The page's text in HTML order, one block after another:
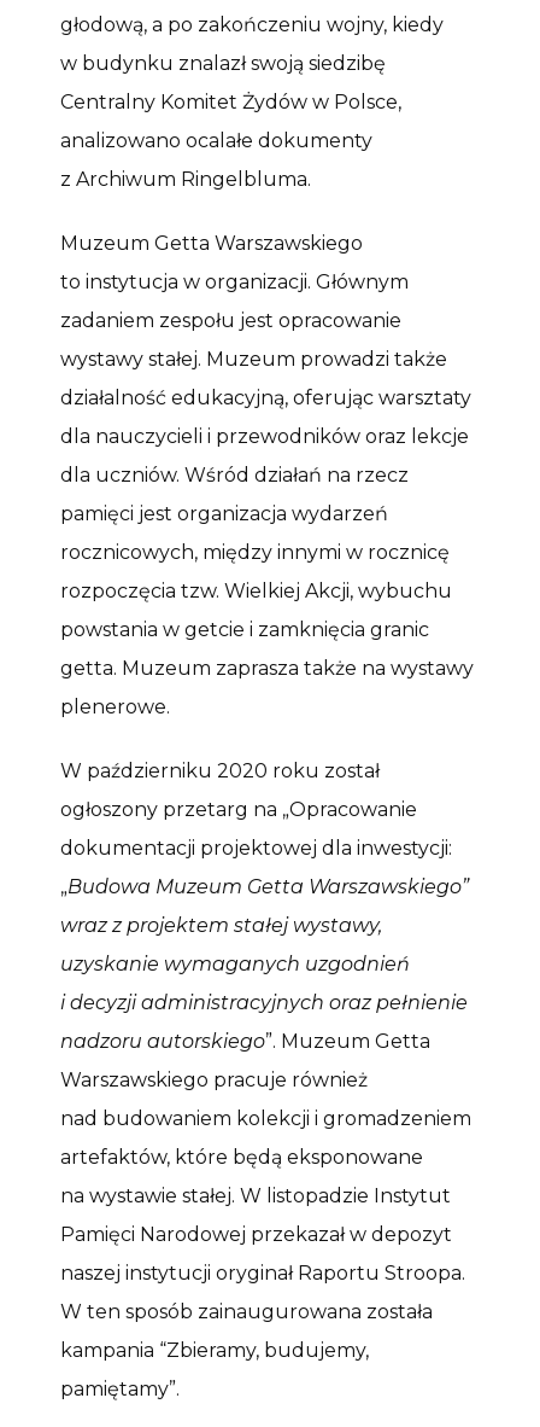
głodową, a po zakończeniu wojny, kiedy
w budynku znalazł swoją siedzibę
Centralny Komitet Żydów w Polsce,
analizowano ocalałe dokumenty
z Archiwum Ringelbluma.
Muzeum Getta Warszawskiego
to instytucja w organizacji. Głównym
zadaniem zespołu jest opracowanie
wystawy stałej. Muzeum prowadzi także
działalność edukacyjną, oferując warsztaty
dla nauczycieli i przewodników oraz lekcje
dla uczniów. Wśród działań na rzecz
pamięci jest organizacja wydarzeń
rocznicowych, między innymi w rocznicę
rozpoczęcia tzw. Wielkiej Akcji, wybuchu
powstania w getcie i zamknięcia granic
getta. Muzeum zaprasza także na wystawy
plenerowe.
W październiku 2020 roku został
ogłoszony przetarg na „Opracowanie
dokumentacji projektowej dla inwestycji:
„Budowa Muzeum Getta Warszawskiego”
wraz z projektem stałej wystawy,
uzyskanie wymaganych uzgodnień
i decyzji administracyjnych oraz pełnienie
nadzoru autorskiego”. Muzeum Getta
Warszawskiego pracuje również
nad budowaniem kolekcji i gromadzeniem
artefaktów, które będą eksponowane
na wystawie stałej. W listopadzie Instytut
Pamięci Narodowej przekazał w depozyt
naszej instytucji oryginał Raportu Stroopa.
W ten sposób zainaugurowana została
kampania “Zbieramy, budujemy,
pamiętamy”.